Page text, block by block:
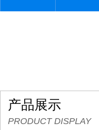
产品展示
PRODUCT DISPLAY